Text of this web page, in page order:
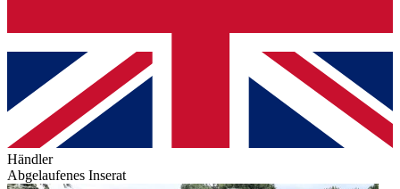
Händler
Abgelaufenes Inserat